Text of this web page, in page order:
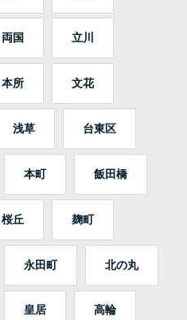
両国 立川
本所 文花
浅草 台東区
本町 飯田橋
桜丘 麹町
永田町 北の丸
皇居 高輪